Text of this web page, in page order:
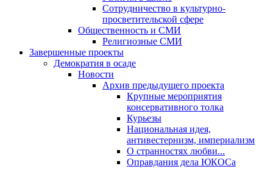
Сотрудничество в культурно-
просветительской сфере
Общественность и СМИ
Религиозные СМИ
Завершенные проекты
Демократия в осаде
Новости
Архив предыдущего проекта
Крупные мероприятия
консервативного толка
Курьезы
Национальная идея,
антивестернизм, империализм
О странностях любви...
Оправдания дела ЮКОСа